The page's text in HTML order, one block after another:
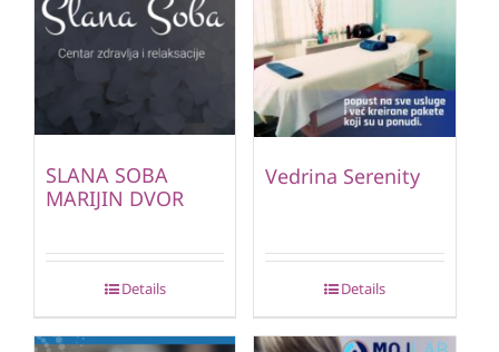
SLANA SOBA
MARIJIN DVOR
Details
Vedrina Serenity
Details